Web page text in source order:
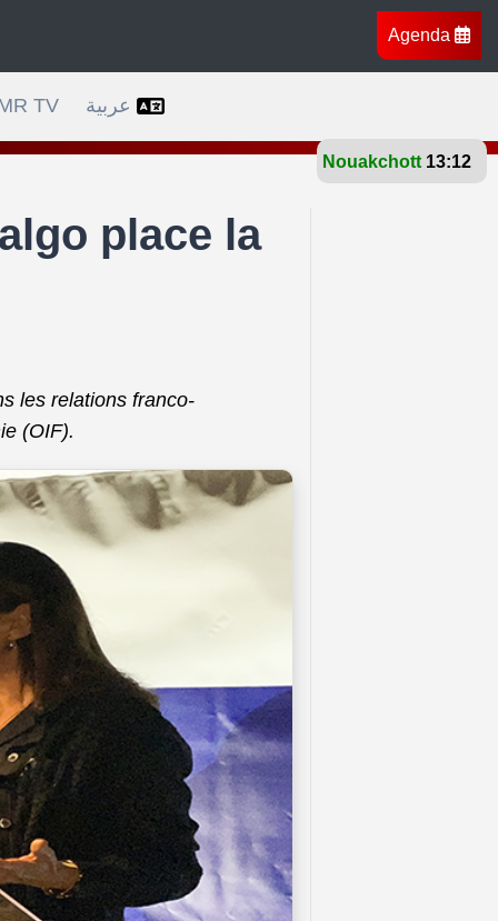
Agenda
Bruxelles
Nouakchott 28°
TV
place la
les relations franco-
(OIF).